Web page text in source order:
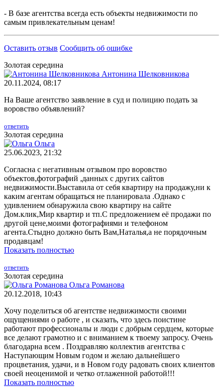
- В базе агентства всегда есть объекты недвижимости по
самым привлекательным ценам!
Оставить отзыв Сообщить об ошибке
Золотая середина
Антонина Шелковникова
20.11.2024, 08:17
На Ваше агентство заявление в суд и полицию подать за
воровство объявлений?
ответить
Золотая середина
Ольга
25.06.2023, 21:32
Согласна с негативным отзывом про воровство
объектов,фотографий ,данных с других сайтов
недвижимости.Выставила от себя квартиру на продажу,ни к
каким агентам обращаться не планировала .Однако с
удивлением обнаружила свою квартиру на сайте
Дом.клик,Мир квартир и тп.С предложением её продажи по
другой цене,моими фотографиями и телефоном
агента.Стыдно должно быть Вам,Наталья,а не порядочным
продавцам!
Показать полностью
ответить
Золотая середина
Ольга Романова
20.12.2018, 10:43
Хочу поделиться об агентстве недвижимости своими
ощущениями о работе , и сказать, что здесь поистине
работают профессионалы и люди с добрым сердцем, которые
все делают грамотно и с вниманием к твоему запросу. Очень
благодарна всем . Поздравляю коллектив агентства с
Наступающим Новым годом и желаю дальнейшего
процветания, удачи, и в Новом году радовать своих клиентов
своей неоценимой и четко отлаженной работой!!!
Показать полностью